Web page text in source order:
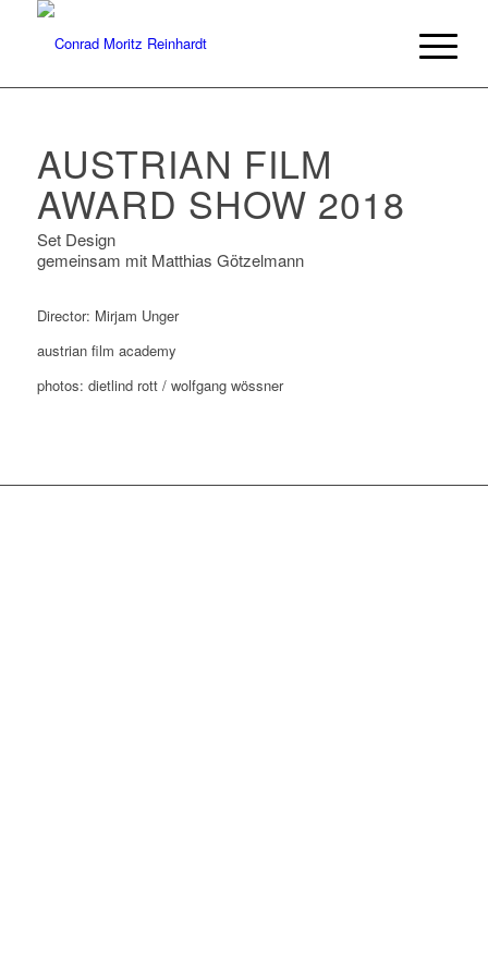
AUSTRIAN FILM
AWARD SHOW 2018
Set Design
gemeinsam mit Matthias Götzelmann
Director: Mirjam Unger
austrian film academy
photos: dietlind rott / wolfgang wössner